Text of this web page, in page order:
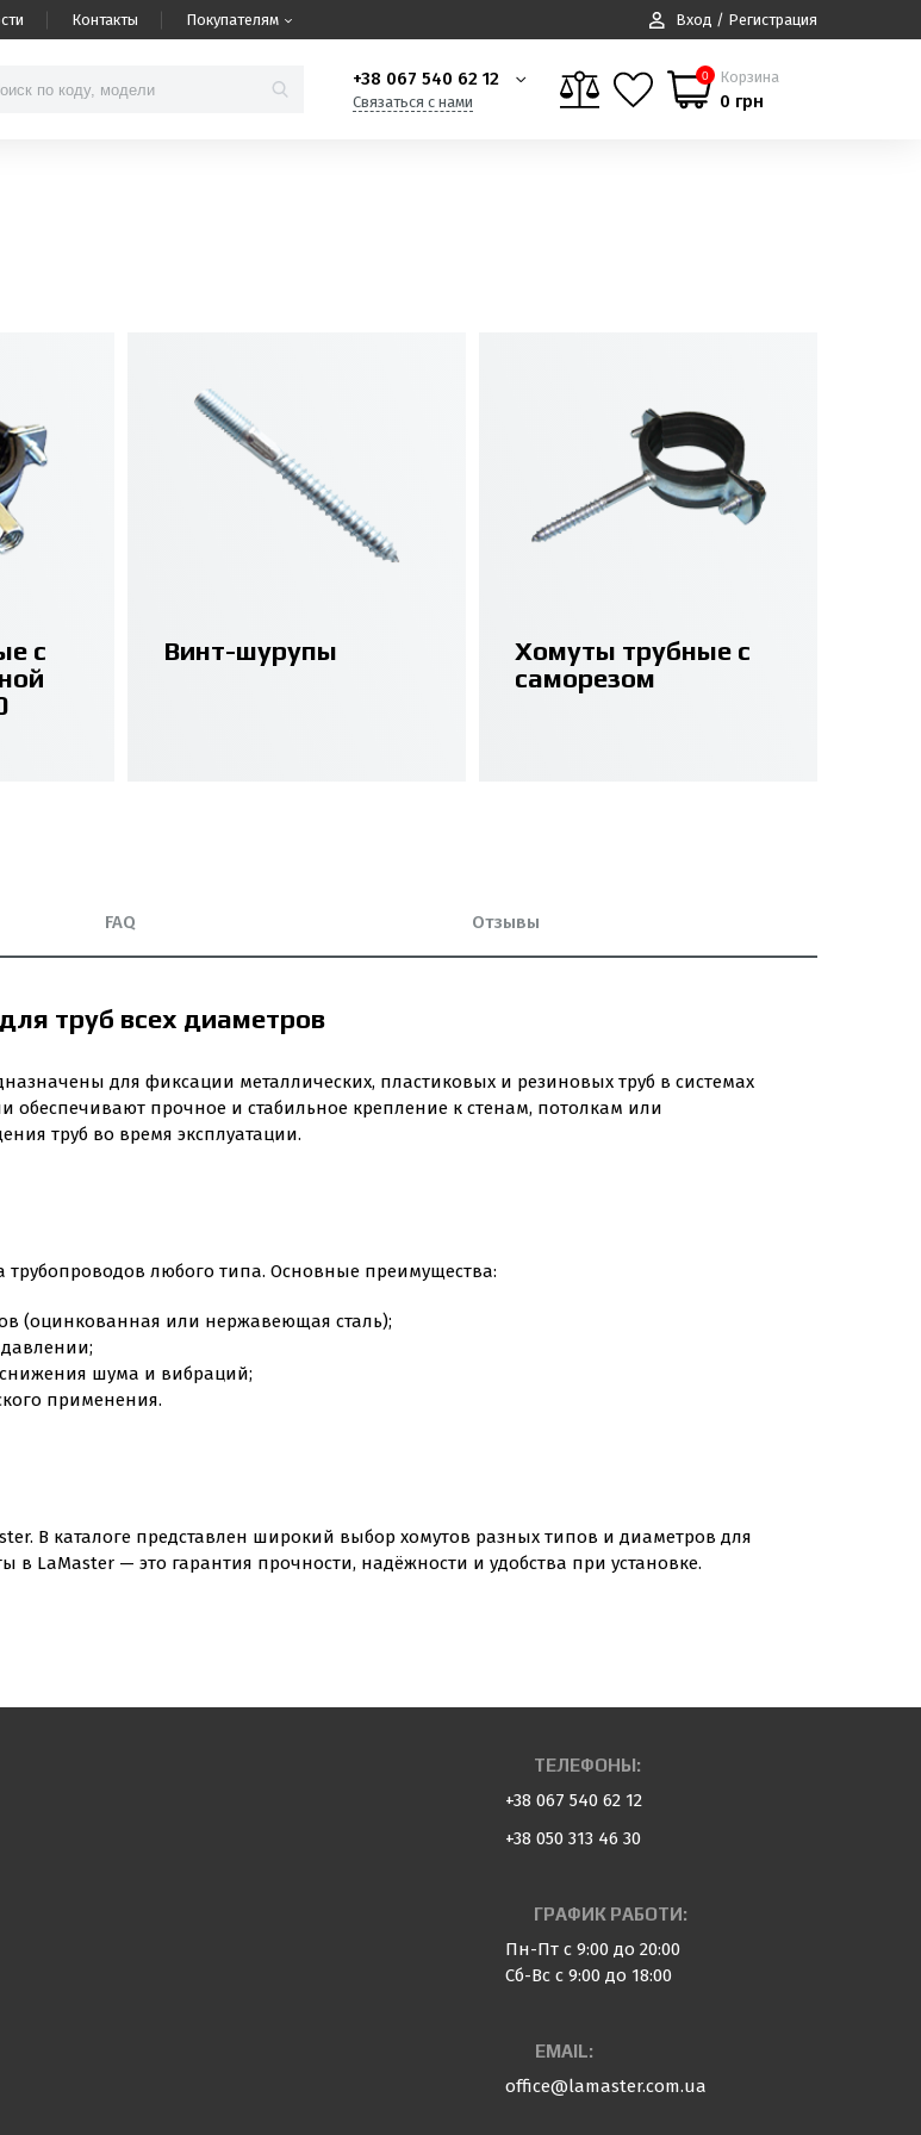
Контакты Покупателям Вход / Регистрация
+38 067 540 62 12
Связаться с нами
0 Корзина
0 грн
с
Винт-шурупы
Хомуты трубные с
саморезом
FAQ Отзывы
труб всех диаметров
для фиксации металлических, пластиковых и резиновых труб в системах
прочное и стабильное крепление к стенам, потолкам или
труб во время эксплуатации.
любого типа. Основные преимущества:
(оцинкованная или нержавеющая сталь);
шума и вибраций;
применения.
В каталоге представлен широкий выбор хомутов разных типов и диаметров для
LaMaster — это гарантия прочности, надёжности и удобства при установке.
ТЕЛЕФОНЫ:
+38 067 540 62 12
+38 050 313 46 30
ГРАФИК РАБОТИ:
Пн-Пт с 9:00 до 20:00
Сб-Вс с 9:00 до 18:00
EMAIL:
office@lamaster.com.ua